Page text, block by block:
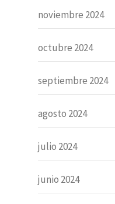
noviembre 2024
octubre 2024
septiembre 2024
agosto 2024
julio 2024
junio 2024